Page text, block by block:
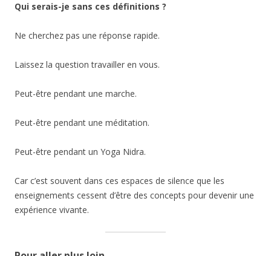
Qui serais-je sans ces définitions ?
Ne cherchez pas une réponse rapide.
Laissez la question travailler en vous.
Peut-être pendant une marche.
Peut-être pendant une méditation.
Peut-être pendant un Yoga Nidra.
Car c’est souvent dans ces espaces de silence que les
enseignements cessent d’être des concepts pour devenir une
expérience vivante.